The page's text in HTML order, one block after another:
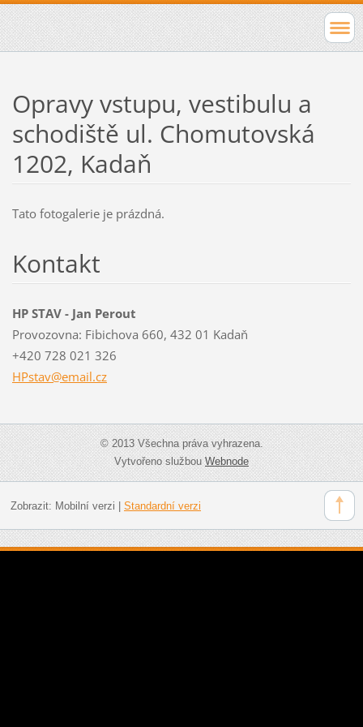
Opravy vstupu, vestibulu a
schodiště ul. Chomutovská
1202, Kadaň
Tato fotogalerie je prázdná.
Kontakt
HP STAV - Jan Perout
Provozovna: Fibichova 660, 432 01 Kadaň
+420 728 021 326
HPstav@email.cz
© 2013 Všechna práva vyhrazena.
Vytvořeno službouWebnode
Zobrazit: Mobilní verzi Standardní verzi